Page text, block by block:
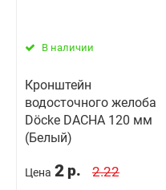
В наличии
Кронштейн
водосточного желоба
Döcke DACHA 120 мм
(Белый)
Цена 2 р. 2.22